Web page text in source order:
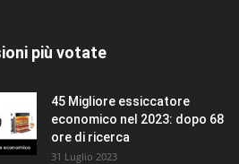
più votate
45 Migliore essiccatore
economico nel 2023: dopo 68
ore di ricerca
31 Luglio 2023